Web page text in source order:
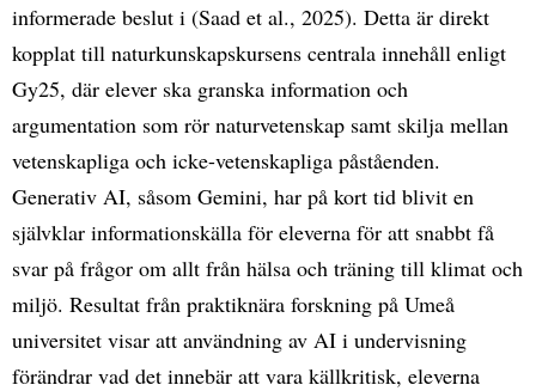
informerade beslut i (Saad et al., 2025). Detta är direkt
kopplat till naturkunskapskursens centrala innehåll enligt
Gy25, där elever ska granska information och
argumentation som rör naturvetenskap samt skilja mellan
vetenskapliga och icke-vetenskapliga påståenden.
Generativ AI, såsom Gemini, har på kort tid blivit en
självklar informationskälla för eleverna för att snabbt få
svar på frågor om allt från hälsa och träning till klimat och
miljö. Resultat från praktiknära forskning på Umeå
universitet visar att användning av AI i undervisning
förändrar vad det innebär att vara källkritisk, eleverna